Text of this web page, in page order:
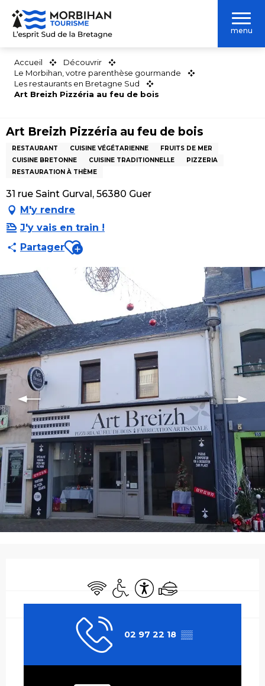
Aller
contenu
menu
Accueil
Découvrir
Le Morbihan, votre parenthèse gourmande
Les restaurants en Bretagne Sud
Art Breizh Pizzéria au feu de bois
Art Breizh Pizzéria au feu de bois
RESTAURANT CUISINE VÉGÉTARIENNE
FRUITS DE MER
CUISINE BRETONNE
CUISINE TRADITIONNELLE
PIZZERIA
RESTAURATION À THÈME
31 rue Saint Gurval, 56380 Guer
M'y rendre
J'y vais en train !
PartagerAjouter aux favoris
WiFi Accès handicapés
Accessibilité
Traiteur
02 97 22 18 ▒▒